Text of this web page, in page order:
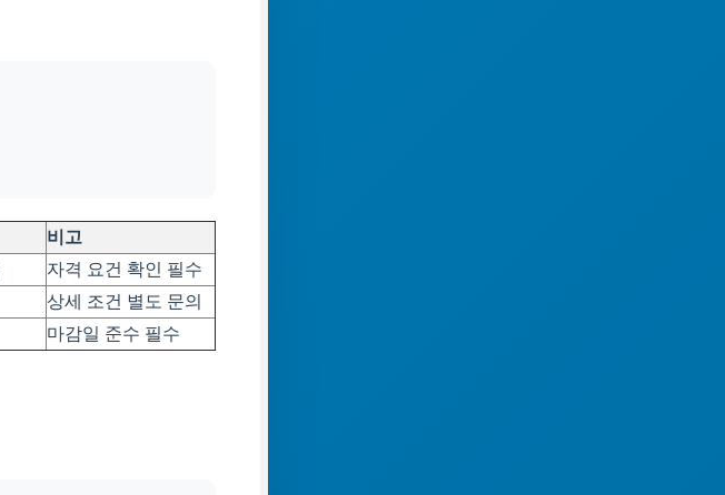
비고
자격 요건 확인 필수
상세 조건 별도 문의
마감일 준수 필수